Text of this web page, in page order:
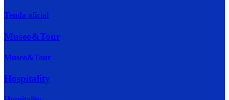
Tenda oficial
Museo&Tour
Museo&Tour
Hospitality